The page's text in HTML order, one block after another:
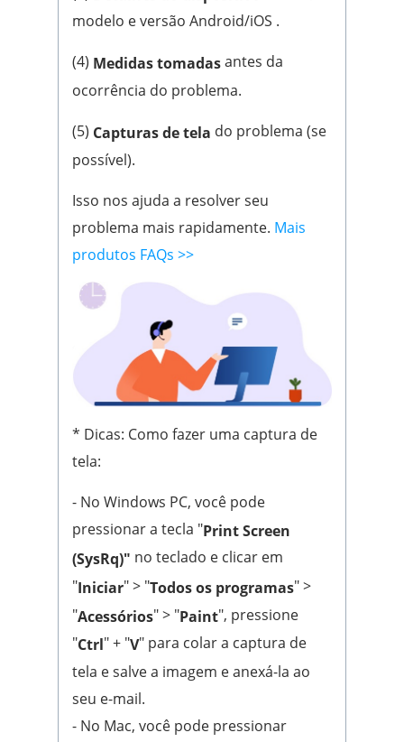
modelo e versão Android/iOS .
(4) Medidas tomadasantes da
ocorrência do problema.
(5) Capturas de tela do problema (se
possível).
Isso nos ajuda a resolver seu
problema mais rapidamente. Mais
produtos FAQs >>
* Dicas: Como fazer uma captura de
tela:
- No Windows PC, você pode
pressionar a tecla "Print Screen
(SysRq)" no teclado e clicar em
"Iniciar" > "Todos os programas" >
"Acessórios" > "Paint", pressione
"Ctrl" + "V" para colar a captura de
tela e salve a imagem e anexá-la ao
seu e-mail.
- No Mac, você pode pressionar